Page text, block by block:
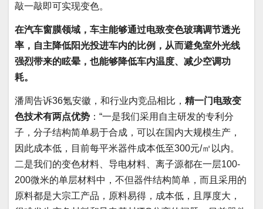
敲一敲即可实现变色。
在汽车窗膜领域，车主能够通过电致变色玻璃调节透光
率，自主降低阳光投进车内的比例，从而避免室外光线
强烈带来的眩晕，也能够降低车内温度、减少空调功
耗。
潘周告诉36氪安徽，和行业内竞品相比， 精一门电致变
色技术有两点优势 ：“一是我们采用自主研发的专利分
子，分子结构简单易于合成，可以在国内大规模生产，
因此成本低，目前每平米器件成本低至300元/㎡以内。
二是我们的变色材料、导电材料、离子源都在一层100-
200微米的单层材料中，不但器件结构简单，而且采用的
原料都是大宗工产品，原料易得，成本低，且厚度大，